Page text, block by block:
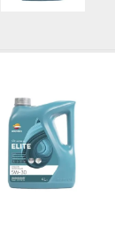
3db/csomag (1 karton)